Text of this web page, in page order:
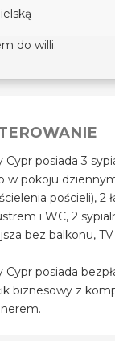
do willi.
Cypr posiada 3
w pokoju
pościeli), 2
i WC, 2
bez balkonu, TV
Cypr posiada
biznesowy z